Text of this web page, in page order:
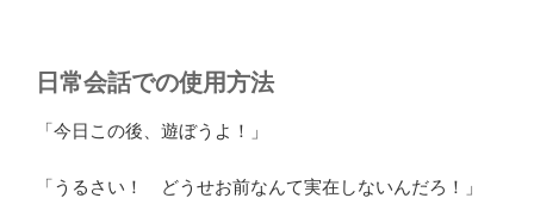
日常会話での使用方法
「今日この後、遊ぼうよ！」
「うるさい！ どうせお前なんて実在しないんだろ！」